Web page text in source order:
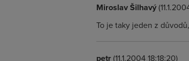
Miroslav Šilhavý
To je taky jeden z
petr(11.1.2004 18:18:20)